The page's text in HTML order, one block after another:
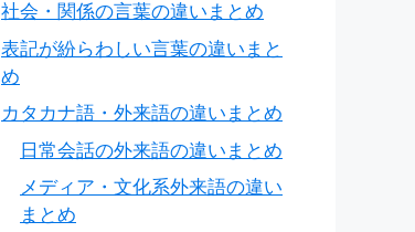
社会・関係の言葉の違いまとめ
表記が紛らわしい言葉の違いまと
め
カタカナ語・外来語の違いまとめ
日常会話の外来語の違いまとめ
メディア・文化系外来語の違い
まとめ